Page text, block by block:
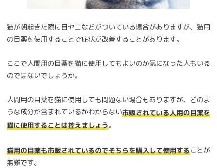
猫が朝起きた際に目ヤニなどがついている場合がありますが、猫用
の目薬を使用することで症状が改善することがあります。
ここで人間用の目薬を猫に使用してもよいのか気になった人もいる
のではないでしょうか。
人間用の目薬を猫に使用しても問題ない場合もありますが、どのよ
うな成分が含まれているかわからない市販されている人用の目薬を
猫に使用することは控えましょう。
猫用の目薬も市販されているのでそちらを購入して使用することが
無難です。